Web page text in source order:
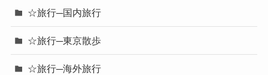
☆旅行─国内旅行
☆旅行─東京散歩
☆旅行─海外旅行